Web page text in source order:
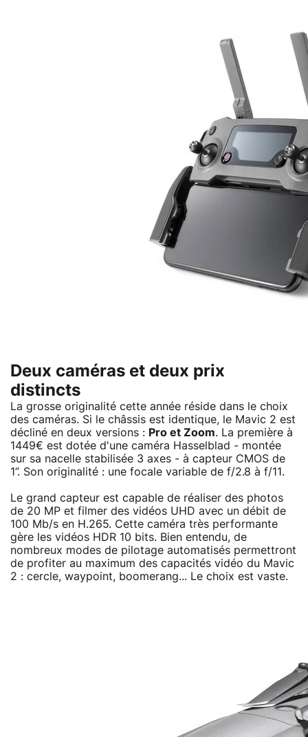
Deux caméras et deux prix
distincts
La grosse originalité cette année réside dans le choix
des caméras. Si le châssis est identique, le Mavic 2 est
décliné en deux versions : Pro et Zoom. La première à
1449€ est dotée d'une caméra Hasselblad - montée
sur sa nacelle stabilisée 3 axes - à capteur CMOS de
1”. Son originalité : une focale variable de f/2.8 à f/11.
Le grand capteur est capable de réaliser des photos
de 20 MP et filmer des vidéos UHD avec un débit de
100 Mb/s en H.265. Cette caméra très performante
gère les vidéos HDR 10 bits. Bien entendu, de
nombreux modes de pilotage automatisés permettront
de profiter au maximum des capacités vidéo du Mavic
2 : cercle, waypoint, boomerang... Le choix est vaste.